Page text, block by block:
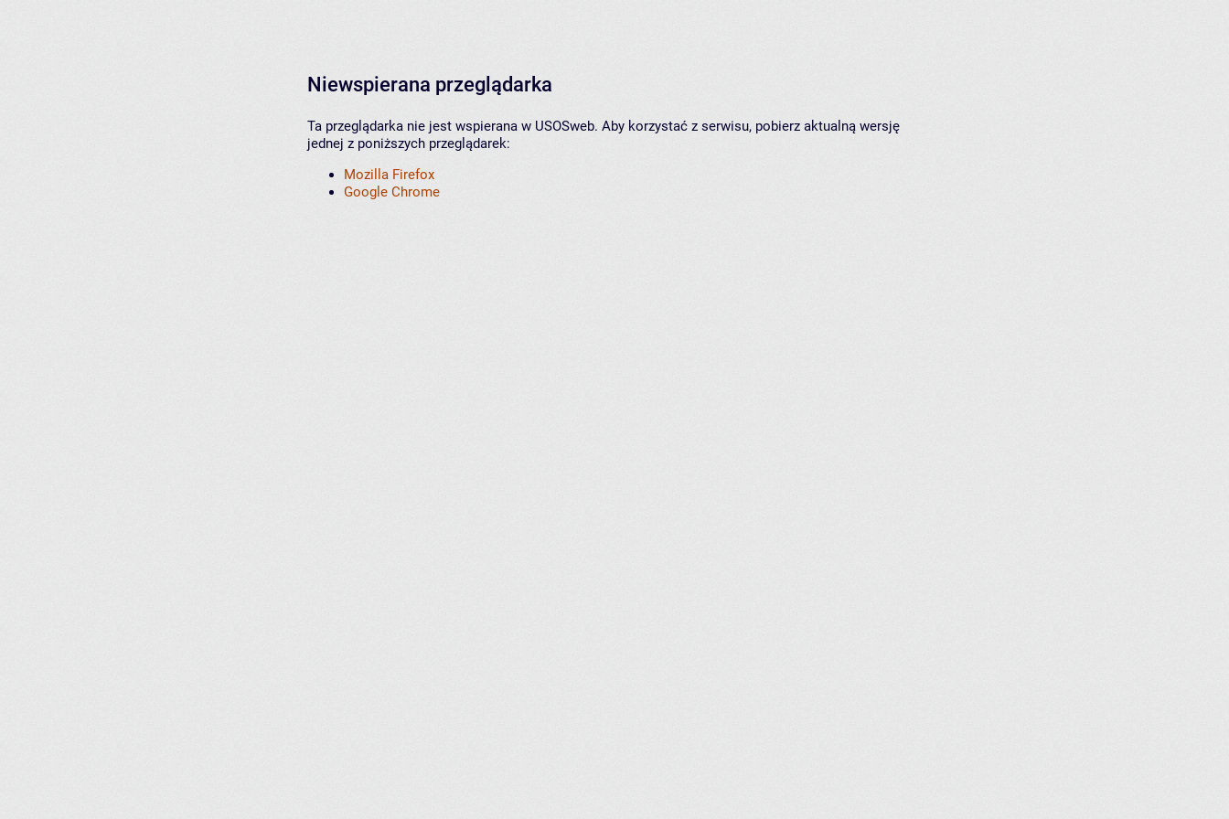
Niewspierana przeglądarka
Ta przeglądarka nie jest wspierana w USOSweb. Aby korzystać z serwisu, pobierz aktualną wersję
jednej z poniższych przeglądarek:
Mozilla Firefox
Google Chrome